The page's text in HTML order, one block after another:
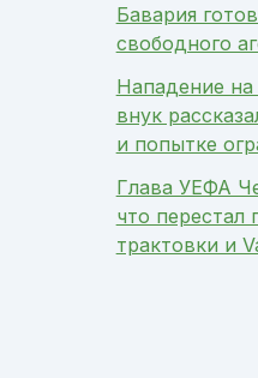
Бавария
свободного
Нападение
внук
и попытке
Глава УЕФА
что перестал
трактовки и